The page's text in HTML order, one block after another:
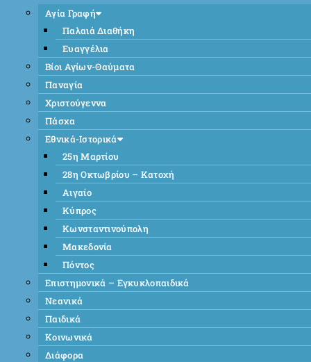
Αγία Γραφή
Παλαιά Διαθήκη
Ευαγγέλια
Βίοι Αγίων-Θαύματα
Παναγία
Χριστούγεννα
Πάσχα
Εθνικά-Ιστορικά
25η Μαρτίου
28η Οκτωβρίου – Κατοχή
Αιγαίο
Κύπρος
Κωνσταντινούπολη
Μακεδονία
Πόντος
Επιστημονικά – Εγκυκλοπαιδικά
Νεανικά
Παιδικά
Κοινωνικά
Διάφορα